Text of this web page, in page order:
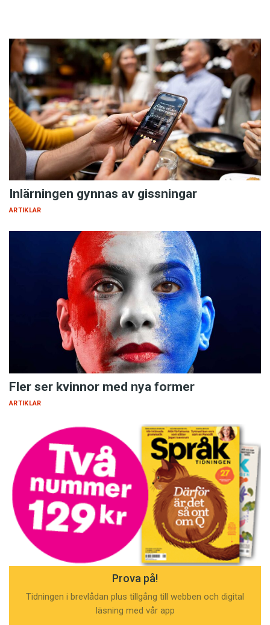
Inlärningen gynnas av gissningar
ARTIKLAR
Fler ser kvinnor med nya former
ARTIKLAR
Prova på!
Tidningen i brevlådan plus tillgång till webben och digital
läsning med vår app